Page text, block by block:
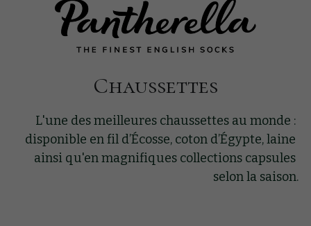
Chaussettes
L'une des meilleures chaussettes au monde :
disponible en fil d’Écosse, coton d’Égypte, laine
ainsi qu'en magnifiques collections capsules
selon la saison.